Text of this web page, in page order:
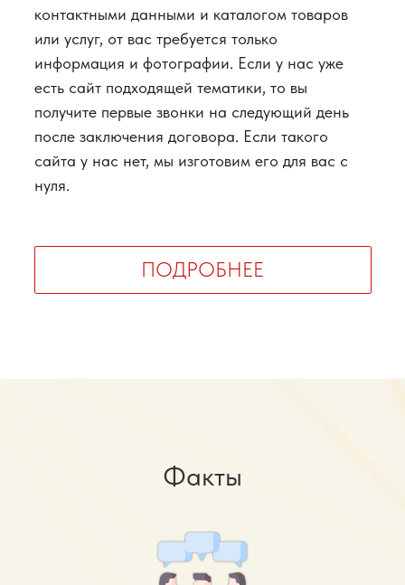
контактными данными и каталогом товаров
или услуг, от вас требуется только
информация и фотографии. Если у нас уже
есть сайт подходящей тематики, то вы
получите первые звонки на следующий день
после заключения договора. Если такого
сайта у нас нет, мы изготовим его для вас с
нуля.
ПОДРОБНЕЕ
Факты